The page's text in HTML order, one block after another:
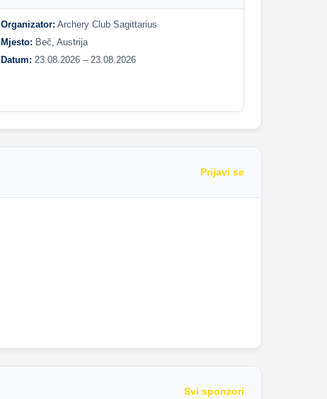
Organizator: Archery Club Sagittarius
Mjesto: Beč, Austrija
Datum: 23.08.2026 – 23.08.2026
Prijavi se
Svi sponzori